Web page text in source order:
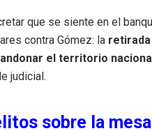
que se siente en el
contra Gómez: la
el territorio
judicial.
sobre la